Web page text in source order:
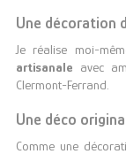
Une décoration
Je réalise moi-
artisanale avec
Clermont-Ferrand.
Une déco
Comme une